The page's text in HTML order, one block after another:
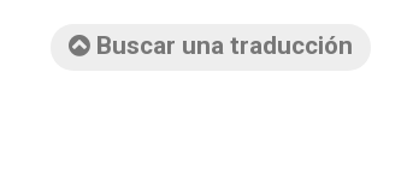
Buscar una traducción